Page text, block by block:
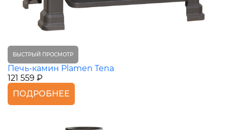
БЫСТРЫЙ ПРОСМОТР
Печь-камин Plamen Tena
121 559 ₽
ПОДРОБНЕЕ